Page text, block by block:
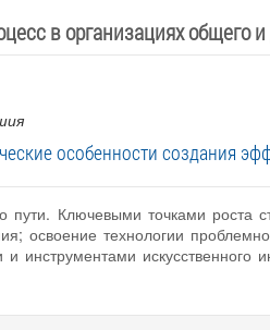
в организациях общего
особенности создания
пути. Ключевыми точками роста
освоение технологии
инструментами